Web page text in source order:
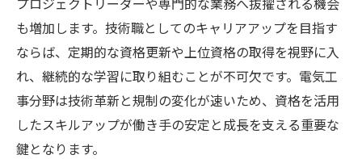
も増加します。技術職としてのキャリアアップを目指す
ならば、定期的な資格更新や上位資格の取得を視野に入
れ、継続的な学習に取り組むことが不可欠です。電気工
事分野は技術革新と規制の変化が速いため、資格を活用
したスキルアップが働き手の安定と成長を支える重要な
鍵となります。